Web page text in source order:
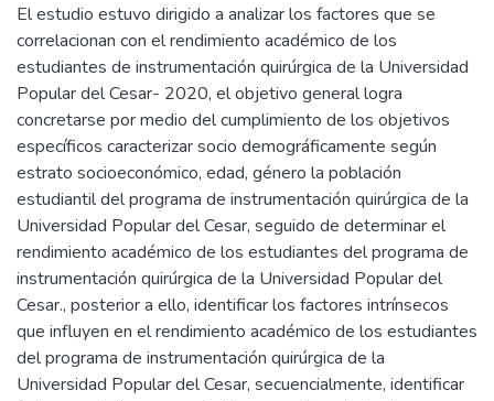
El estudio estuvo dirigido a analizar los factores que se
correlacionan con el rendimiento académico de los
estudiantes de instrumentación quirúrgica de la Universidad
Popular del Cesar- 2020, el objetivo general logra
concretarse por medio del cumplimiento de los objetivos
específicos caracterizar socio demográficamente según
estrato socioeconómico, edad, género la población
estudiantil del programa de instrumentación quirúrgica de la
Universidad Popular del Cesar, seguido de determinar el
rendimiento académico de los estudiantes del programa de
instrumentación quirúrgica de la Universidad Popular del
Cesar., posterior a ello, identificar los factores intrínsecos
que influyen en el rendimiento académico de los estudiantes
del programa de instrumentación quirúrgica de la
Universidad Popular del Cesar, secuencialmente, identificar